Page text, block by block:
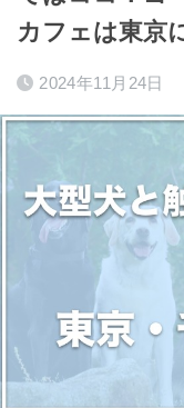
カフェは東京
2024年11月24日